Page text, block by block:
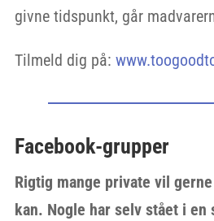
givne tidspunkt, går
Tilmeld dig på:
Facebook-grupper
Rigtig mange private vil
kan. Nogle har selv stået i en